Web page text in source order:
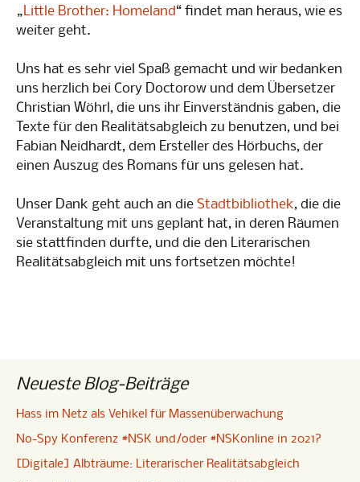
„Little Brother: Homeland“ findet man heraus, wie es
weiter geht.
Uns hat es sehr viel Spaß gemacht und wir bedanken
uns herzlich bei Cory Doctorow und dem Übersetzer
Christian Wöhrl, die uns ihr Einverständnis gaben, die
Texte für den Realitätsabgleich zu benutzen, und bei
Fabian Neidhardt, dem Ersteller des Hörbuchs, der
einen Auszug des Romans für uns gelesen hat.
Unser Dank geht auch an die Stadtbibliothek, die die
Veranstaltung mit uns geplant hat, in deren Räumen
sie stattfinden durfte, und die den Literarischen
Realitätsabgleich mit uns fortsetzen möchte!
Neueste Blog-Beiträge
Hass im Netz als Vehikel für Massenüberwachung
No-Spy Konferenz #NSK und/oder #NSKonline in 2021?
[Digitale] Albträume: Literarischer Realitätsabgleich